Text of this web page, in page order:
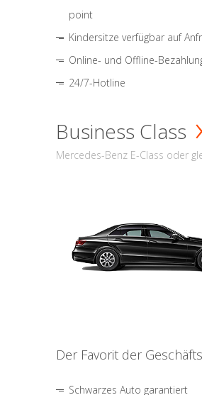
point
Kindersitze verfügbar auf
Online- und Offline-
24/7-Hotline
Business Class
Mercedes-Benz E-Class oder
Der Favorit der
Schwarzes Auto garantiert